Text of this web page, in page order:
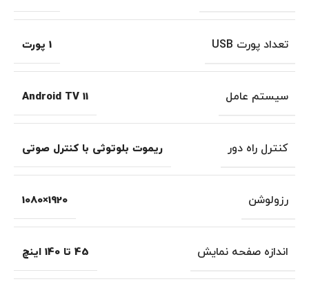
تعداد پورت USB 1 پورت
سیستم عامل Android TV 11
کنترل راه دور ریموت بلوتوثی با کنترل صوتی
رزولوشن 1920×1080
اندازه صفحه نمایش 45 تا 140 اینچ